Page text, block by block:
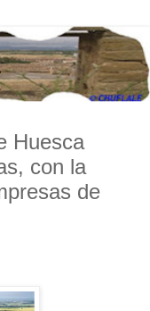
Huesca
con la
de